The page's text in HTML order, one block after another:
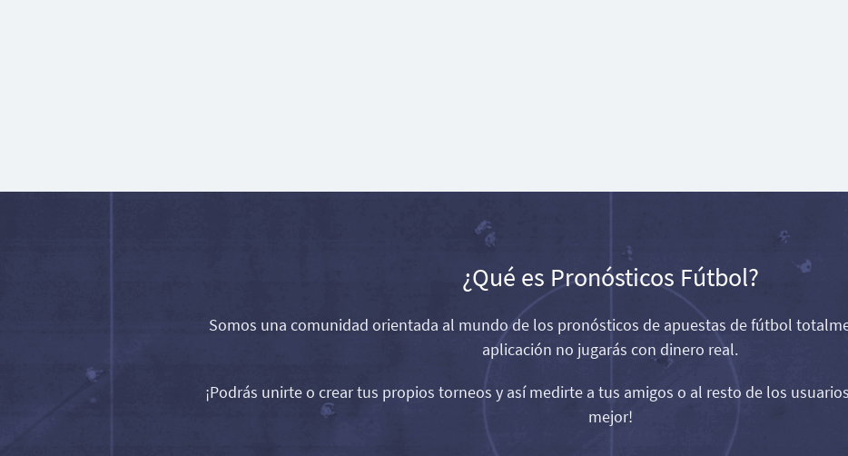
¿Qué es Pronósticos Fútbol?
Somos una comunidad orientada al mundo de los pronósticos de apuestas de fútbol
aplicación no jugarás con dinero real.
¡Podrás unirte o crear tus propios torneos y así medirte a tus amigos o al resto de los
mejor!